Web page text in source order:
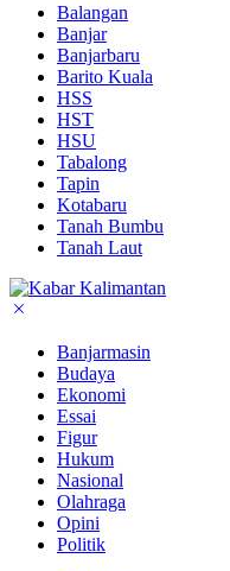
Balangan
Banjar
Banjarbaru
Barito Kuala
HSS
HST
HSU
Tabalong
Tapin
Kotabaru
Tanah Bumbu
Tanah Laut
Banjarmasin
Budaya
Ekonomi
Essai
Figur
Hukum
Nasional
Olahraga
Opini
Politik